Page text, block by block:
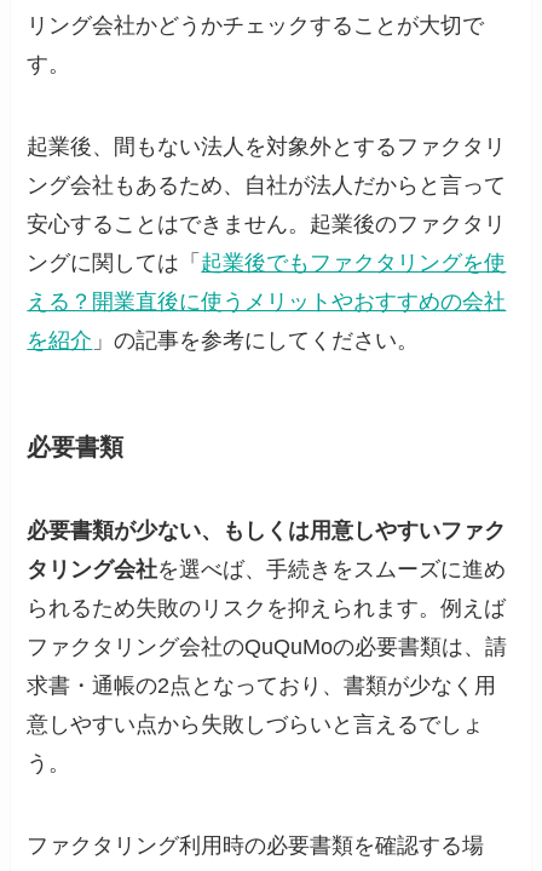
リング会社かどうかチェックすることが大切で
す。
起業後、間もない法人を対象外とするファクタリ
ング会社もあるため、自社が法人だからと言って
安心することはできません。起業後のファクタリ
ングに関しては「 起業後でもファクタリングを使
える？開業直後に使うメリットやおすすめの会社
を紹介 」の記事を参考にしてください。
必要書類
必要書類が少ない、もしくは用意しやすいファク
タリング会社を選べば、手続きをスムーズに進め
られるため失敗のリスクを抑えられます。例えば
ファクタリング会社のQuQuMoの必要書類は、請
求書・通帳の2点となっており、書類が少なく用
意しやすい点から失敗しづらいと言えるでしょ
う。
ファクタリング利用時の必要書類を確認する場